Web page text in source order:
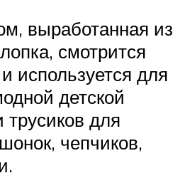
выработанная из
смотрится
используется для
детской
для
чепчиков,